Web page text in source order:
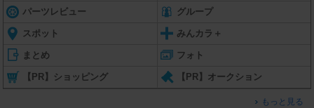
パーツレビュー グループ
スポット みんカラ＋
まとめ フォト
【PR】ショッピング 【PR】オークション
もっと見る